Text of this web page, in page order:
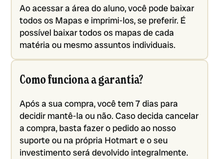
Ao acessar a área do aluno, você pode baixar
todos os Mapas e imprimi-los, se preferir. É
possível baixar todos os mapas de cada
matéria ou mesmo assuntos individuais.
Como funciona a garantia?
Após a sua compra, você tem 7 dias para
decidir mantê-la ou não. Caso decida cancelar
a compra, basta fazer o pedido ao nosso
suporte ou na própria Hotmart e o seu
investimento será devolvido integralmente.